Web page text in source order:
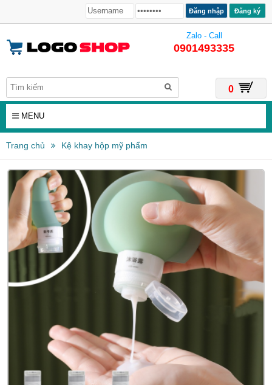
Đăng ký
Zalo - Call
0901493335
0
MENU
Trang chủ Kệ khay hộp mỹ phẩm